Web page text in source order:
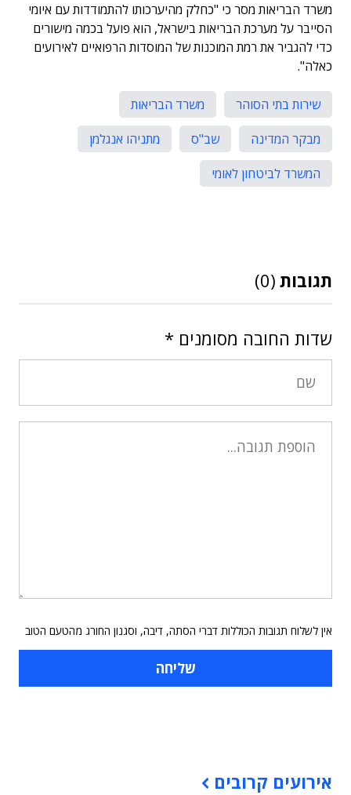
משרד הבריאות מסר כי "כחלק מהיערכותו להתמודדות עם איומי
הסייבר על מערכת הבריאות בישראל, הוא פועל בכמה מישורים
כדי להגביר את רמת המוכנות של המוסדות הרפואיים לאירועים
כאלה".
שירות בתי הסוהר
משרד הבריאות
מבקר המדינה
שב"ס
מתניהו אנגלמן
המשרד לביטחון לאומי
תגובות (0)
שדות החובה מסומנים *
אין לשלוח תגובות הכוללות דברי הסתה, דיבה, וסגנון החורג מהטעם הטוב
אירועים קרובים